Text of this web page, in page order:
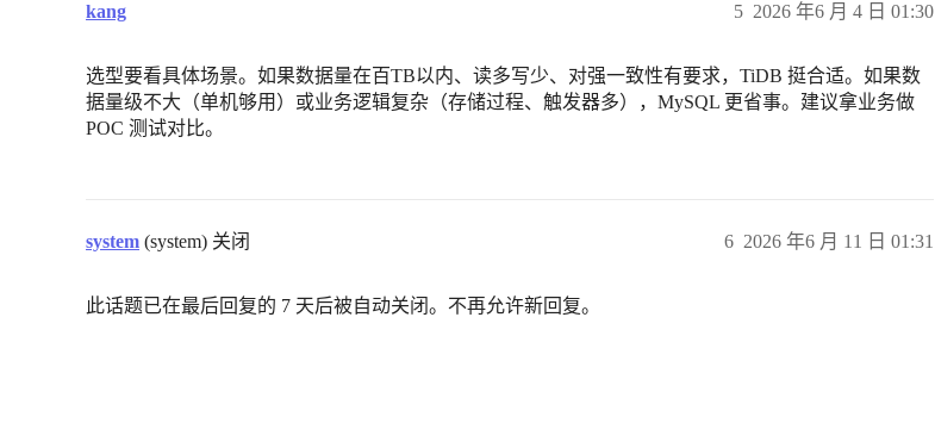
kang 2026 年6 月 4 日 01:30
5
选型要看具体场景。如果数据量在百TB以内、读多写少、对强一致性有要求，TiDB 挺合适。如果数
据量级不大（单机够用）或业务逻辑复杂（存储过程、触发器多），MySQL 更省事。建议拿业务做
POC 测试对比。
system (system) 关闭 2026 年6 月 11 日 01:31
6
此话题已在最后回复的 7 天后被自动关闭。不再允许新回复。